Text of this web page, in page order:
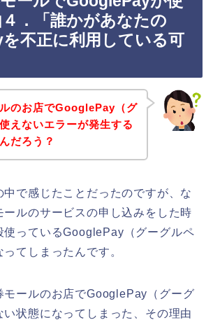
．「誰かがあなたの
不正に利用している可
のお店でGooglePay（グ
えないエラーが発生する
だろう？
中で感じたことだったのですが、な
ールのサービスの申し込みをした時
使っているGooglePay（グーグルペ
てしまったんです。
モールのお店でGooglePay（グーグ
い状態になってしまった、その理由